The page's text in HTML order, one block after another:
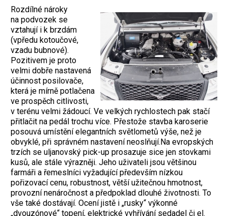
Rozdílné nároky
na podvozek se
vztahují i k brzdám
(vpředu kotoučové,
vzadu bubnové).
Pozitivem je proto
velmi dobře nastavená
účinnost posilovače,
která je mírně potlačena
ve prospěch citlivosti,
v terénu velmi žádoucí. Ve velkých rychlostech pak stačí
přitlačit na pedál trochu více. Přestože stavba karoserie
posouvá umístění elegantních světlometů výše, než je
obvyklé, při správném nastavení neoslňují.Na evropských
trzích se uljanovský pick-up prosazuje sice jen stovkami
kusů, ale stále výrazněji. Jeho uživateli jsou většinou
farmáři a řemeslníci vyžadující především nízkou
pořizovací cenu, robustnost, větší užitečnou hmotnost,
provozní nenáročnost a předpoklad dlouhé životnosti. To
vše také dostávají. Ocení jistě i „rusky“ výkonné
„dvouzónové“ topení, elektrické vyhřívání sedadel či el.